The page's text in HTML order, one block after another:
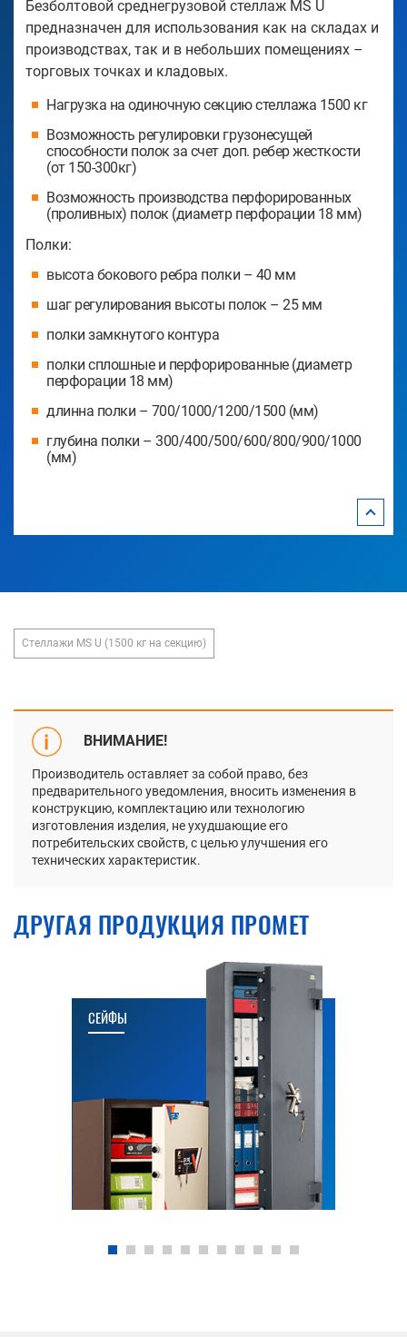
Безболтовой среднегрузовой стеллаж MS U
предназначен для использования как на складах и
производствах, так и в небольших помещениях –
торговых точках и кладовых.
Нагрузка на одиночную секцию стеллажа 1500 кг
Возможность регулировки грузонесущей
способности полок за счет доп. ребер жесткости
(от 150-300кг)
Возможность производства перфорированных
(проливных) полок (диаметр перфорации 18 мм)
Полки:
высота бокового ребра полки – 40 мм
шаг регулирования высоты полок – 25 мм
полки замкнутого контура
полки сплошные и перфорированные (диаметр
перфорации 18 мм)
длинна полки – 700/1000/1200/1500 (мм)
глубина полки – 300/400/500/600/800/900/1000
(мм)
Стеллажи MS U (1500 кг на секцию)
ВНИМАНИЕ!
Производитель оставляет за собой право, без
предварительного уведомления, вносить изменения в
конструкцию, комплектацию или технологию
изготовления изделия, не ухудшающие его
потребительских свойств, с целью улучшения его
технических характеристик.
ДРУГАЯ ПРОДУКЦИЯ ПРОМЕТ
СЕЙФЫ